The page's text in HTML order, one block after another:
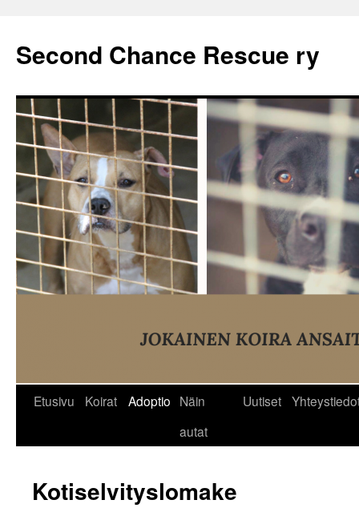
Second Chance Rescue ry
Siirry
Etusivu Koirat Adoptio Näin
autat
Uutiset
Kotiselvityslomake